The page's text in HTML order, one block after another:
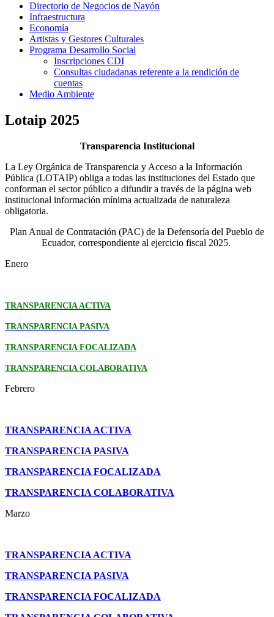
Directorio de Negocios de Nayón
Infraestructura
Economía
Artistas y Gestores Culturales
Programa Desarrollo Social
Inscripciones CDI
Consultas ciudadanas referente a la rendición de
cuentas
Medio Ambiente
Lotaip 2025
Transparencia Institucional
La Ley Orgánica de Transparencia y Acceso a la Información
Pública (LOTAIP) obliga a todas las instituciones del Estado que
conforman el sector público a difundir a través de la página web
institucional información mínima actualizada de naturaleza
obligatoria.
Plan Anual de Contratación (PAC) de la Defensoría del Pueblo de
Ecuador, correspondiente al ejercicio fiscal 2025.
Enero
TRANSPARENCIA ACTIVA
TRANSPARENCIA PASIVA
TRANSPARENCIA FOCALIZADA
TRANSPARENCIA COLABORATIVA
Febrero
TRANSPARENCIA ACTIVA
TRANSPARENCIA PASIVA
TRANSPARENCIA FOCALIZADA
TRANSPARENCIA COLABORATIVA
Marzo
TRANSPARENCIA ACTIVA
TRANSPARENCIA PASIVA
TRANSPARENCIA FOCALIZADA